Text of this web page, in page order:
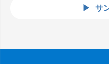
サ